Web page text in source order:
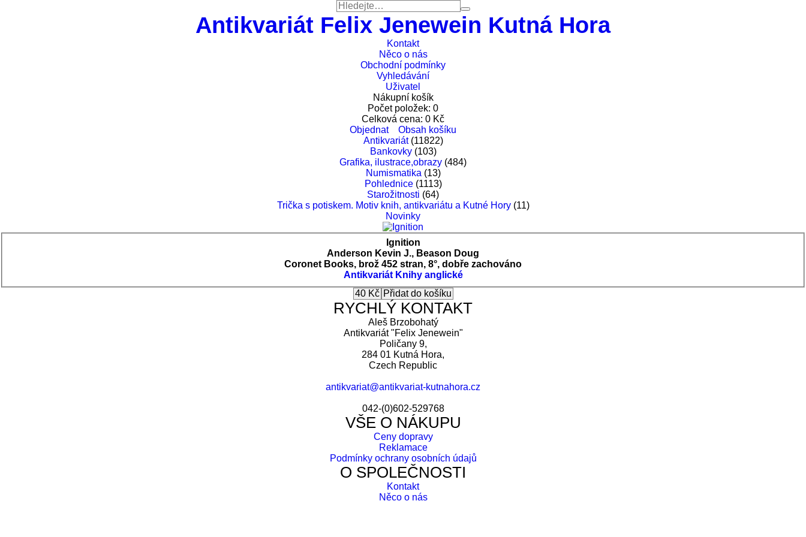
Antikvariát Felix Jenewein Kutná Hora
Kontakt
Něco o nás
Obchodní podmínky
Vyhledávání
Uživatel
Nákupní košík
Počet položek: 0
Celková cena: 0 Kč
Objednat
Obsah košíku
Antikvariát(11822)
Bankovky(103)
Grafika, ilustrace,obrazy (484)
Numismatika (13)
Pohlednice(1113)
Starožitnosti (64)
Trička s potiskem. Motiv knih, antikvariátu a Kutné Hory(11)
Novinky
Ignition
Anderson Kevin J., Beason Doug
Coronet Books, brož 452 stran, 8°, dobře zachováno
Antikvariát Knihy anglické
RYCHLÝ KONTAKT
Aleš Brzobohatý
Antikvariát "Felix Jenewein"
Poličany 9,
284 01 Kutná Hora,
Czech Republic
antikvariat@antikvariat-kutnahora.cz
042-(0)602-529768
VŠE O NÁKUPU
Ceny dopravy
Reklamace
Podmínky ochrany osobních údajů
O SPOLEČNOSTI
Kontakt
Něco o nás